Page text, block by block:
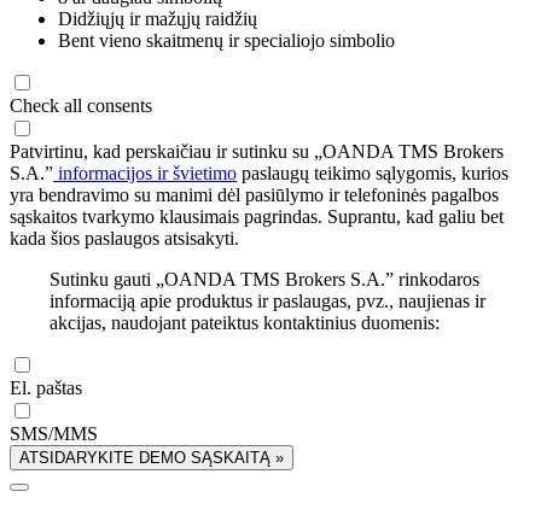
Didžiųjų ir mažųjų raidžių
Bent vieno skaitmenų ir specialiojo simbolio
Check all consents
Patvirtinu, kad perskaičiau ir sutinku su „OANDA TMS Brokers
S.A.” informacijos ir švietimo paslaugų teikimo sąlygomis, kurios
yra bendravimo su manimi dėl pasiūlymo ir telefoninės pagalbos
sąskaitos tvarkymo klausimais pagrindas. Suprantu, kad galiu bet
kada šios paslaugos atsisakyti.
Sutinku gauti „OANDA TMS Brokers S.A.” rinkodaros
informaciją apie produktus ir paslaugas, pvz., naujienas ir
akcijas, naudojant pateiktus kontaktinius duomenis:
El. paštas
SMS/MMS
ATSIDARYKITE DEMO SĄSKAITĄ »